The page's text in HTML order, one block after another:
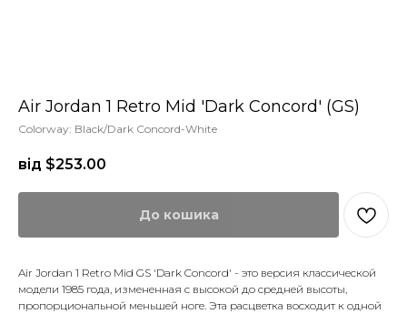
Air Jordan 1 Retro Mid 'Dark Concord' (GS)
Colorway: Black/Dark Concord-White
від $253.00
До кошика
Air Jordan 1 Retro Mid GS 'Dark Concord' - это версия классической
модели 1985 года, измененная с высокой до средней высоты,
пропорциональной меньшей ноге. Эта расцветка восходит к одной